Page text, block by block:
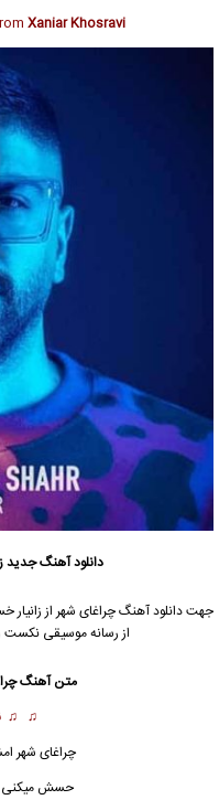
Xaniar Khosravi
دانلود آهنگ جدید
جهت دانلود آهنگ چراغای شهر از زانیار
از رسانه موسیقی نکست
متن آهنگ
♫ ♫
چراغای شهر
حسش میکنی